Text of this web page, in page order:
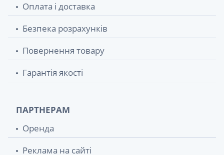
Оплата і доставка
Безпека розрахунків
Повернення товару
Гарантія якості
ПАРТНЕРАМ
Оренда
Реклама на сайті